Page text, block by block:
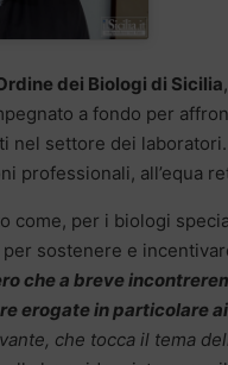
dei Biologi di Sicilia,
a fondo per
nel settore dei
professionali, all’equa
come, per i biologi
sostenere e
che a breve
erogate in particolare
che tocca il tema